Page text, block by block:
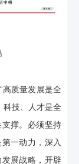
质量发展是全
科技、人才是全
撑。必须坚持
一动力，深入
展战略，开辟